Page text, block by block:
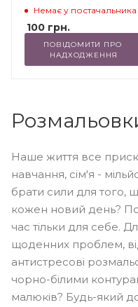
Немає у постачальника
100 грн.
ПОВІДОМИТИ ПРО
НАДХОДЖЕННЯ
Наше життя все
навчання, сім'я -
брати сили для того,
кожен новий день?
час тільки для себе.
щоденних проблем,
антистресові
чорно-білими
малюків? Будь-який